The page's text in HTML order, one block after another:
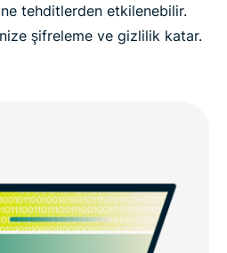
tehditlerden etkilenebilir.
şifreleme ve gizlilik katar.